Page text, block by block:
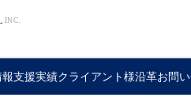
支援実績クライアント様沿革お問